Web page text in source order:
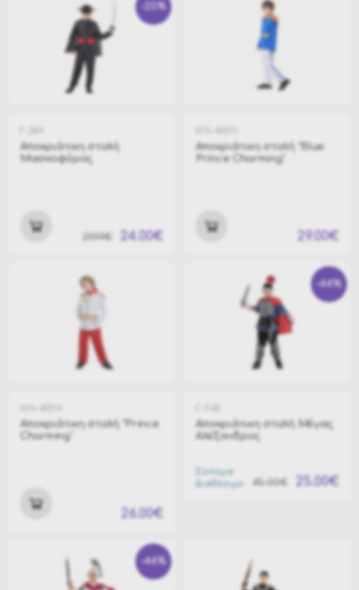
-20%
Αποκριάτικη στολή
Μασκοφόρος
29.99€ 24.00€
Αποκριάτικη στολή "Blue
Prince Charming"
29.00€
Αποκριάτικη στολή "Prince
Charming"
26.00€
-44%
Αποκριάτικη στολή Μέγας
Αλέξανδρος
45.00€ 25.00€
Σύντομα
Διαθέσιμο
-44%